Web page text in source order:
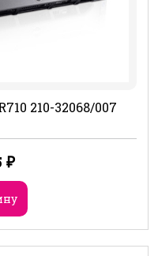
210-32068/007
₽